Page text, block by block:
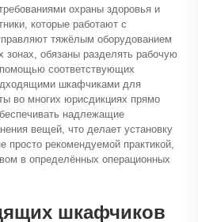
охраны здоровья и
которые работают с
тяжёлым оборудованием
зонах, обязаны разделять рабочую
соответствующих
шкафчиками для
во многих юрисдикциях прямо
надлежащие
вещей, что делает установку
просто рекомендуемой практикой,
в определённых операционных
шкафчиков